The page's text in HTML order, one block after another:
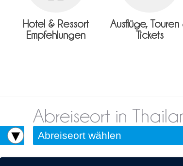
Hotel & Ressort
Empfehlungen
Ausflüge, Touren
Tickets
Abreiseort in